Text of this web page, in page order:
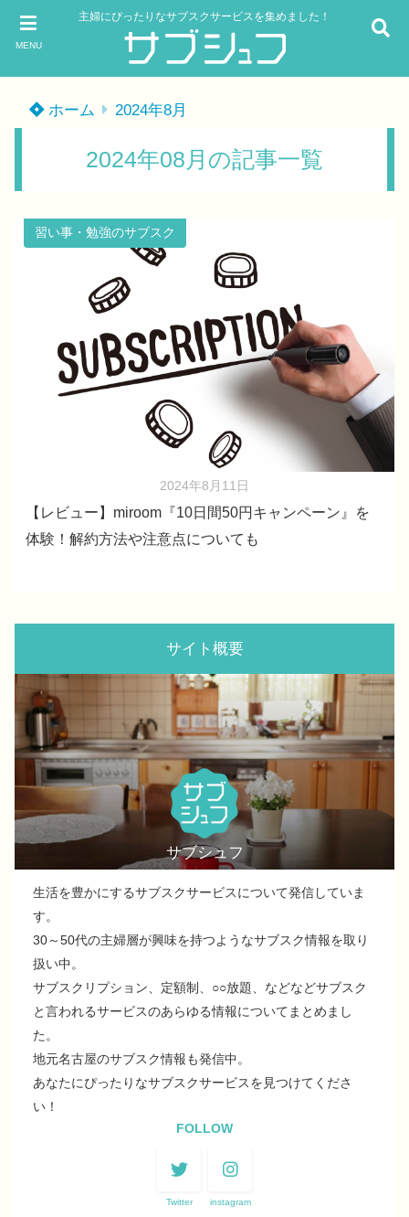
MENU
主婦にぴったりなサブスクサービスを集めました！
ホーム 2024年8月
2024年08月の記事一覧
習い事・勉強のサブスク
2024年8月11日
【レビュー】miroom『10日間50円キャンペーン』を
体験！解約方法や注意点についても
サイト概要
サブシュフ
生活を豊かにするサブスクサービスについて発信していま
す。
30～50代の主婦層が興味を持つようなサブスク情報を取り
扱い中。
サブスクリプション、定額制、○○放題、などなどサブスク
と言われるサービスのあらゆる情報についてまとめまし
た。
地元名古屋のサブスク情報も発信中。
あなたにぴったりなサブスクサービスを見つけてくださ
い！
FOLLOW
Twitter instagram